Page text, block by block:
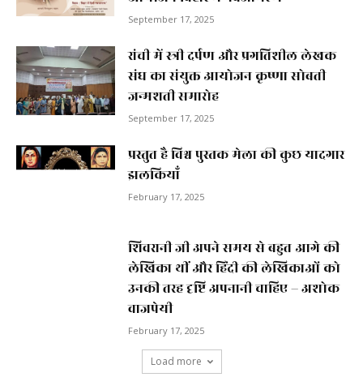
September 17, 2025
रांची में स्त्री दर्पण और प्रगतिशील लेखक
संघ का संयुक्त आयोजन कृष्णा सोबती
जन्मशती समारोह
September 17, 2025
प्रस्तुत है विश्व पुस्तक मेला की कुछ यादगार
झलकियाॅं
February 17, 2025
शिवरानी जी अपने समय से बहुत आगे की
लेखिका थीं और हिंदी की लेखिकाओं को
उनकी तरह दृष्टि अपनानी चाहिए – अशोक
वाजपेयी
February 17, 2025
Load more